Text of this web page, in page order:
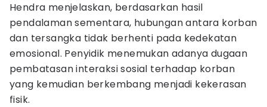
Hendra menjelaskan, berdasarkan hasil
pendalaman sementara, hubungan antara korban
dan tersangka tidak berhenti pada kedekatan
emosional. Penyidik menemukan adanya dugaan
pembatasan interaksi sosial terhadap korban
yang kemudian berkembang menjadi kekerasan
fisik.